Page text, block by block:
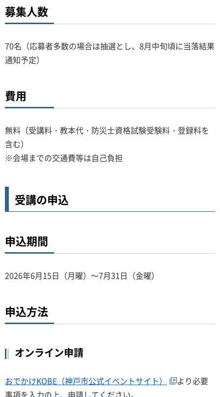
募集人数
70名（応募者多数の場合は抽選とし、8月中旬頃に当落結果
通知予定）
費用
無料（受講料・教本代・防災士資格試験受験料・登録料を
含む）
※会場までの交通費等は自己負担
受講の申込
申込期間
2026年6月15日（月曜）～7月31日（金曜）
申込方法
オンライン申請
おでかけKOBE（神戸市公式イベントサイト）
より必要